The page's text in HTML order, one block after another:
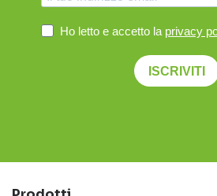
Ho letto e accetto la privacy
ISCRIVITI